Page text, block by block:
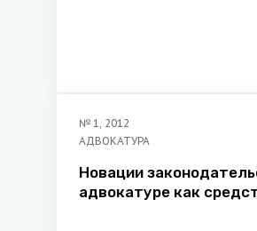
№ 1, 2012
АДВОКАТУРА
Новации
адвокатуре как